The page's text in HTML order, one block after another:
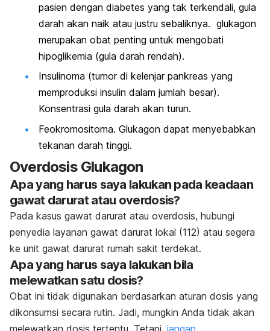
pasien dengan diabetes yang tak terkendali, gula
darah akan naik atau justru sebaliknya. glukagon
merupakan obat penting untuk mengobati
hipoglikemia (gula darah rendah).
Insulinoma (tumor di kelenjar pankreas yang
memproduksi insulin dalam jumlah besar).
Konsentrasi gula darah akan turun.
Feokromositoma. Glukagon dapat menyebabkan
tekanan darah tinggi.
Overdosis Glukagon
Apa yang harus saya lakukan pada keadaan
gawat darurat atau overdosis?
Pada kasus gawat darurat atau overdosis, hubungi
penyedia layanan gawat darurat lokal (112) atau segera
ke unit gawat darurat rumah sakit terdekat.
Apa yang harus saya lakukan bila
melewatkan satu dosis?
Obat ini tidak digunakan berdasarkan aturan dosis yang
dikonsumsi secara rutin. Jadi, mungkin Anda tidak akan
melewatkan dosis tertentu. Tetapi, jangan